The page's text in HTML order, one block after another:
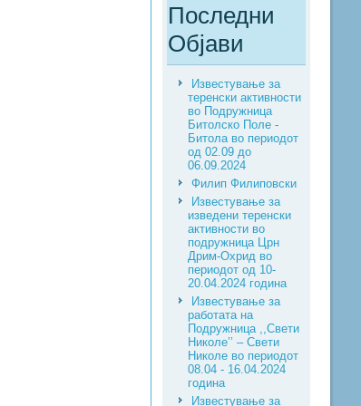
Последни
Објави
Известување за
теренски активности
во Подружница
Битолско Поле -
Битола во периодот
од 02.09 до
06.09.2024
Филип Филиповски
Известување за
изведени теренски
активности во
подружница Црн
Дрим-Охрид во
периодот од 10-
20.04.2024 година
Известување за
работата на
Подружница ,,Свети
Николе’’ – Свети
Николе во периодот
08.04 - 16.04.2024
година
Известување за